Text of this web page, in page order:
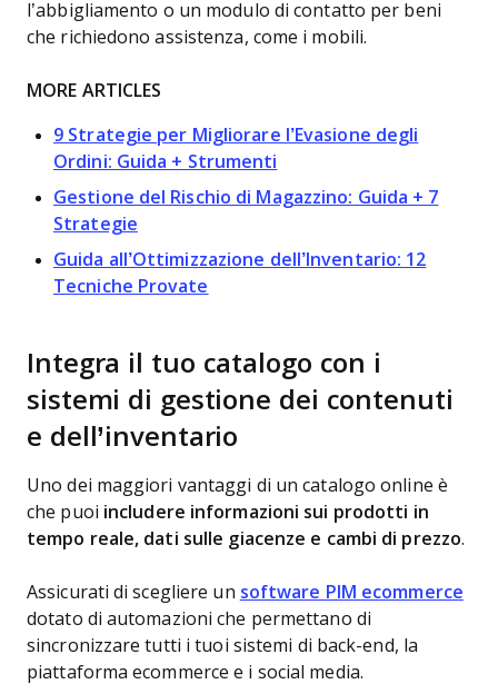
l’abbigliamento o un modulo di contatto per beni
che richiedono assistenza, come i mobili.
MORE ARTICLES
9 Strategie per Migliorare l’Evasione degli
Ordini: Guida + Strumenti
Gestione del Rischio di Magazzino: Guida + 7
Strategie
Guida all’Ottimizzazione dell’Inventario: 12
Tecniche Provate
Integra il tuo catalogo con i
sistemi di gestione dei contenuti
e dell’inventario
Uno dei maggiori vantaggi di un catalogo online è
che puoi includere informazioni sui prodotti in
tempo reale, dati sulle giacenze e cambi di prezzo.
Assicurati di scegliere un software PIM ecommerce
dotato di automazioni che permettano di
sincronizzare tutti i tuoi sistemi di back-end, la
piattaforma ecommerce e i social media.